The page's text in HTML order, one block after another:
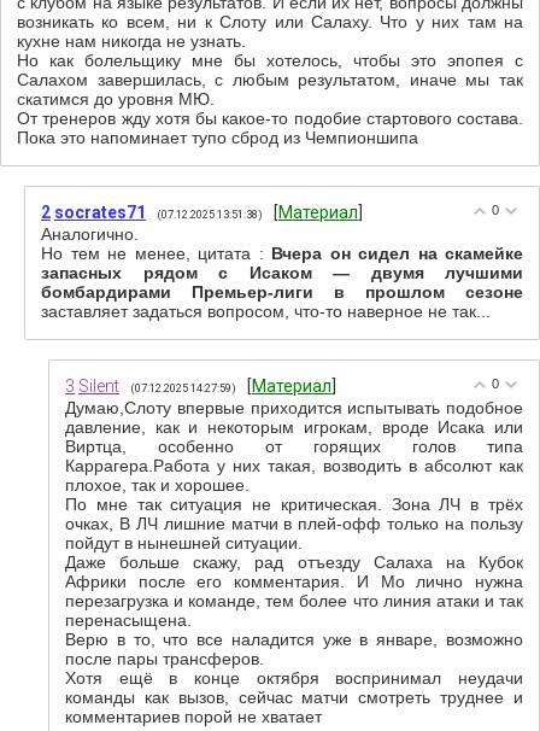
возникать ко всем, ни к Слоту или Салаху. Что у них там на
кухне нам никогда не узнать.
Но как болельщику мне бы хотелось, чтобы это эпопея с
Салахом завершилась, с любым результатом, иначе мы так
скатимся до уровня МЮ.
От тренеров жду хотя бы какое-то подобие стартового состава.
Пока это напоминает тупо сброд из Чемпионшипа
0
2 socrates71 (07.12.2025 13:51:38) [Материал
Аналогично.
Но тем не менее, цитата : Вчера он сидел на скамейке
запасных рядом с Исаком — двумя лучшими
бомбардирами Премьер-лиги в прошлом сезоне
заставляет задаться вопросом, что-то наверное не так...
0
3 Silent (07.12.2025 14:27:59) [Материал
Думаю,Слоту впервые приходится испытывать подобное
давление, как и некоторым игрокам, вроде Исака или
Виртца, особенно от горящих голов типа
Каррагера.Работа у них такая, возводить в абсолют как
плохое, так и хорошее.
По мне так ситуация не критическая. Зона ЛЧ в трёх
очках, В ЛЧ лишние матчи в плей-офф только на пользу
пойдут в нынешней ситуации.
Даже больше скажу, рад отъезду Салаха на Кубок
Африки после его комментария. И Мо лично нужна
перезагрузка и команде, тем более что линия атаки и так
перенасыщена.
Верю в то, что все наладится уже в январе, возможно
после пары трансферов.
Хотя ещё в конце октября воспринимал неудачи
команды как вызов, сейчас матчи смотреть труднее и
комментариев порой не хватает